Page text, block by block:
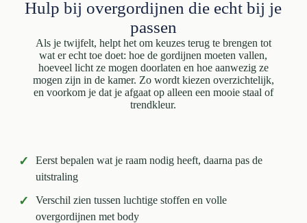
Hulp bij overgordijnen die echt bij je
passen
Als je twijfelt, helpt het om keuzes terug te brengen tot
wat er echt toe doet: hoe de gordijnen moeten vallen,
hoeveel licht ze mogen doorlaten en hoe aanwezig ze
mogen zijn in de kamer. Zo wordt kiezen overzichtelijk,
en voorkom je dat je afgaat op alleen een mooie staal of
trendkleur.
✓
Eerst bepalen wat je raam nodig heeft, daarna pas de
uitstraling
✓
Verschil zien tussen luchtige stoffen en volle
overgordijnen met body